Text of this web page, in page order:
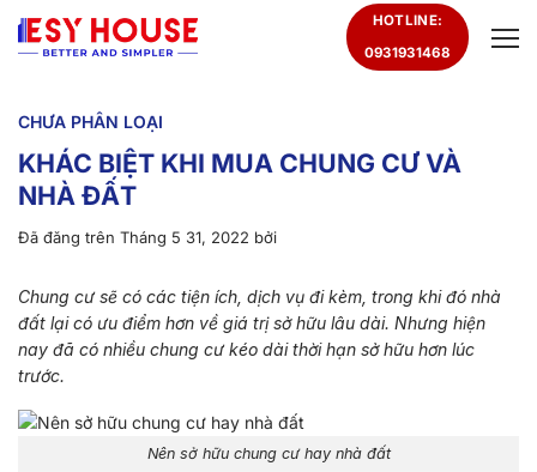
đến
HOTLINE:
0931931468
CHƯA PHÂN LOẠI
KHÁC BIỆT KHI MUA CHUNG CƯ VÀ
NHÀ ĐẤT
Đã đăng trên Tháng 5 31, 2022 bởi
Chung cư sẽ có các tiện ích, dịch vụ đi kèm, trong khi đó nhà
đất lại có ưu điểm hơn về giá trị sở hữu lâu dài. Nhưng hiện
nay đã có nhiều chung cư kéo dài thời hạn sở hữu hơn lúc
trước.
Nên sở hữu chung cư hay nhà đất